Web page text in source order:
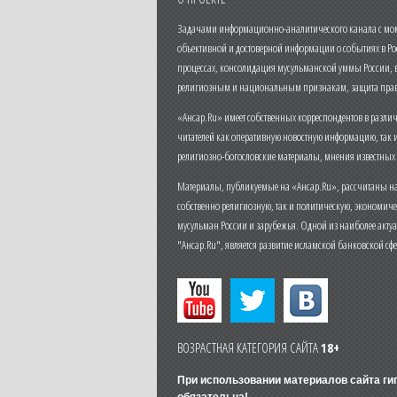
Задачами информационно-аналитического канала с
объективной и достоверной информации о событиях в
процессах, консолидация мусульманской уммы
религиозным и национальным признакам, защита
«Ансар.Ru» имеет собственных корреспондентов в
читателей как оперативную новостную информацию, так
религиозно-богословские материалы, мнения
Материалы, публикуемые на «Ансар.Ru», рассчитаны
собственно религиозную, так и политическую,
мусульман России и зарубежья. Одной из наиболее
"Ансар.Ru", является развитие исламской банковской
ВОЗРАСТНАЯ КАТЕГОРИЯ САЙТА18+
При использовании материалов сайта